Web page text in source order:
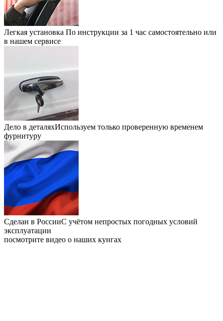
Легкая установка По инструкции за 1 час самостоятельно или
в нашем сервисе
Дело в деталяхИспользуем только проверенную временем
фурнитуру
Сделан в РоссииС учётом непростых погодных условий
эксплуатации
посмотрите видео о наших кунгах